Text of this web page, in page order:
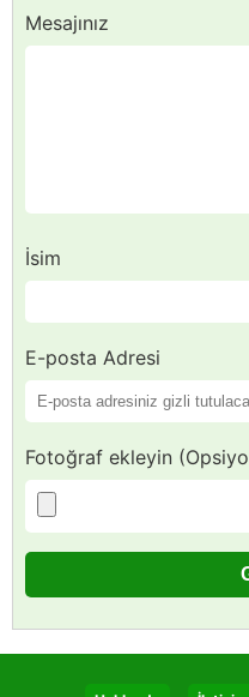
Mesajınız
İsim
E-posta Adresi
Fotoğraf ekleyin